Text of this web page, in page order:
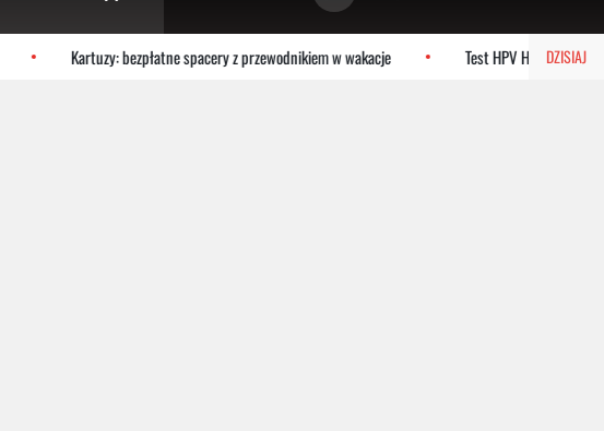
DZISIAJ
Kartuzy: bezpłatne spacery z przewodnikiem w wakacje Test HPV HR zamiast